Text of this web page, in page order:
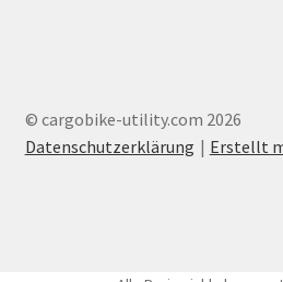
© cargobike-utility.com 2026
Datenschutzerklärung
Erstellt